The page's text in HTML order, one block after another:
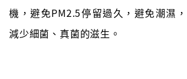
機，避免PM2.5停留過久，避免潮濕
減少細菌、真菌的滋生。